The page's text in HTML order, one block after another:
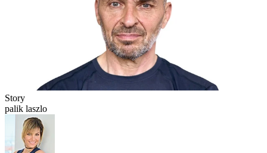
Story
palik laszlo